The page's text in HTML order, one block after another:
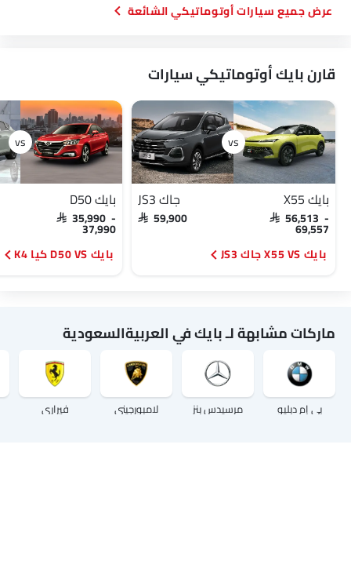
سيارات أوتوماتيكي الشائعة
قارن بايك أوتوماتيكي سيارات
بايك X55
SAR 56,513 -
69,557
جاك JS3
SAR 59,900
بايك X55 VS جاك JS3
بايك D50
SAR 35,990 -
37,990
بايك D50 VS كيا K4
ماركات مشابهة لـ بايك في العربيةالسعودية
بي إم دبليو مرسيدس بنز لامبورجيني فيراري